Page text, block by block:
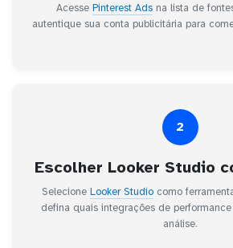
Acesse Pinterest Adsna lista de
autentique sua conta publicitária para
2
Escolher Looker Studio
Selecione Looker Studiocomo
defina quais integrações de
análise.